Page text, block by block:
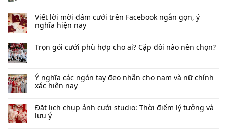
Viết lời mời đám cưới trên Facebook​ ngắn gọn, ý
nghĩa hiện nay
Trọn gói cưới phù hợp cho ai? Cặp đôi nào nên chọn?
Ý nghĩa các ngón tay đeo nhẫn cho nam và nữ chính
xác hiện nay
Đặt lịch chụp ảnh cưới studio: Thời điểm lý tưởng và
lưu ý